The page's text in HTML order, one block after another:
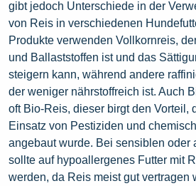
gibt jedoch Unterschiede in der
von Reis in verschiedenen
Produkte verwenden Vollkornreis,
und Ballaststoffen ist und das
steigern kann, während andere
der weniger nährstoffreich ist. Auch
oft Bio-Reis, dieser birgt den Vorteil,
Einsatz von Pestiziden und
angebaut wurde. Bei sensiblen oder
sollte auf hypoallergenes Futter mit
werden, da Reis meist gut vertragen